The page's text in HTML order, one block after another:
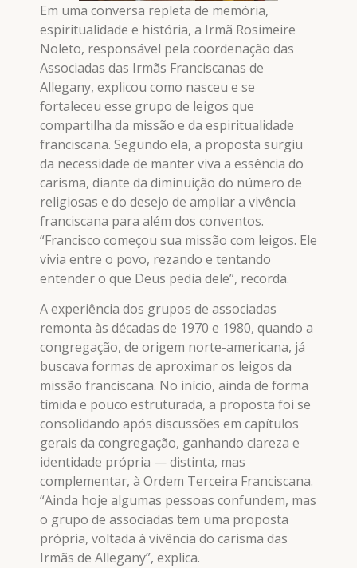
Em uma conversa repleta de memória,
espiritualidade e história, a Irmã Rosimeire
Noleto, responsável pela coordenação das
Associadas das Irmãs Franciscanas de
Allegany, explicou como nasceu e se
fortaleceu esse grupo de leigos que
compartilha da missão e da espiritualidade
franciscana. Segundo ela, a proposta surgiu
da necessidade de manter viva a essência do
carisma, diante da diminuição do número de
religiosas e do desejo de ampliar a vivência
franciscana para além dos conventos.
“Francisco começou sua missão com leigos. Ele
vivia entre o povo, rezando e tentando
entender o que Deus pedia dele”, recorda.
A experiência dos grupos de associadas
remonta às décadas de 1970 e 1980, quando a
congregação, de origem norte-americana, já
buscava formas de aproximar os leigos da
missão franciscana. No início, ainda de forma
tímida e pouco estruturada, a proposta foi se
consolidando após discussões em capítulos
gerais da congregação, ganhando clareza e
identidade própria — distinta, mas
complementar, à Ordem Terceira Franciscana.
“Ainda hoje algumas pessoas confundem, mas
o grupo de associadas tem uma proposta
própria, voltada à vivência do carisma das
Irmãs de Allegany”, explica.